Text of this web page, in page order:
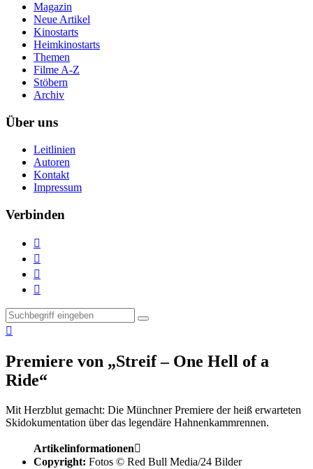
Magazin
Neue Artikel
Kinostarts
Heimkinostarts
Themen
Filme A-Z
Stöbern
Archiv
Über uns
Leitlinien
Autoren
Kontakt
Impressum
Verbinden





Premiere von „Streif – One Hell of a
Ride“
Mit Herzblut gemacht: Die Münchner Premiere der heiß erwarteten
Skidokumentation über das legendäre Hahnenkammrennen.
Artikelinformationen
Copyright: Fotos © Red Bull Media/24 Bilder